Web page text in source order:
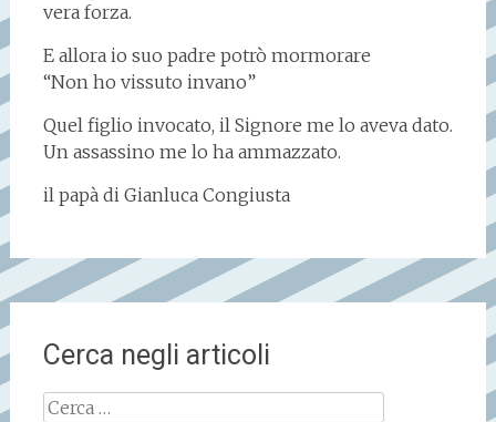
vera forza.
E allora io suo padre potrò mormorare
“Non ho vissuto invano”
Quel figlio invocato, il Signore me lo aveva dato.
Un assassino me lo ha ammazzato.
il papà di Gianluca Congiusta
Cerca negli articoli
Ricerca